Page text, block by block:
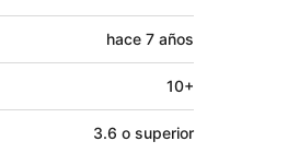
hace 7 años
10+
3.6 o superior